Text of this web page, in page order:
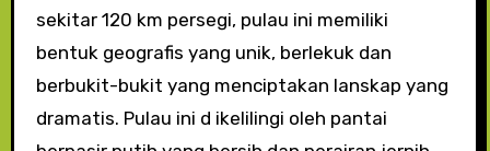
sekitar 120 km persegi, pulau ini memiliki
bentuk geografis yang unik, berlekuk dan
berbukit-bukit yang menciptakan lanskap yang
dramatis. Pulau ini d ikelilingi oleh pantai